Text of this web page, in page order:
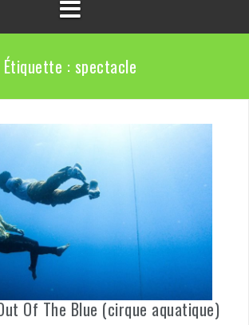
Étiquette : spectacle
Of The Blue (cirque aquatique)